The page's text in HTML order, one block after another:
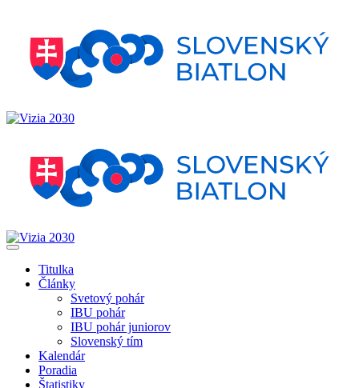
Titulka
Články
Svetový pohár
IBU pohár
IBU pohár juniorov
Slovenský tím
Kalendár
Poradia
Štatistiky